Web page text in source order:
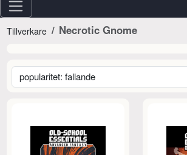
Tillverkare Necrotic Gnome